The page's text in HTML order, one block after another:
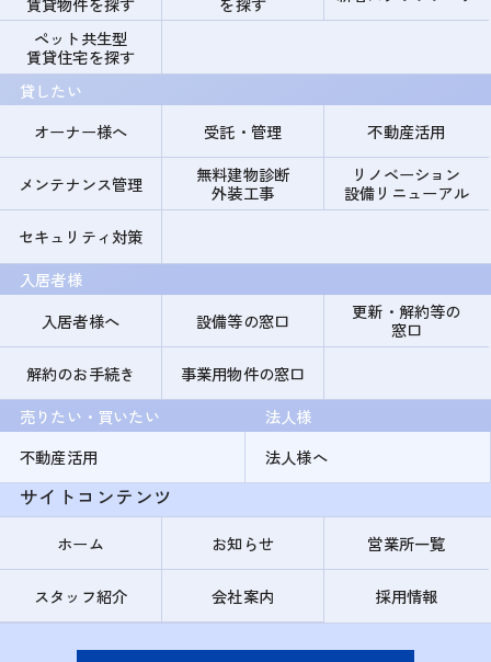
ペット共生型
賃貸住宅を探す
貸したい
オーナー様へ
受託・管理 不動産活用
メンテナンス管理
無料建物診断
外装工事
リノベーション
設備リニューアル
セキュリティ対策
入居者様
入居者様へ
設備等の窓口
更新・解約等の
窓口
解約のお手続き
事業用物件の窓口
売りたい・買いたい
不動産活用
法人様
法人様へ
サイトコンテンツ
ホーム お知らせ 営業所一覧
スタッフ紹介 会社案内 採用情報